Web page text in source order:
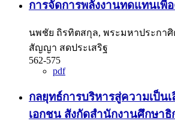
การจัดการพลังงานทดแทนเพื่
นพชัย ถิรทิตสกุล, พระมหาประกาศิ
สัญญา สดประเสริฐ
562-575
pdf
กลยุทธ์การบริหารสู่ความเป็น
เอกชน สังกัดสำนักงานศึกษาธิ